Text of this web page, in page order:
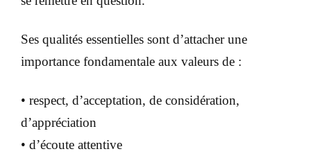
Ses qualités essentielles sont d’attacher une
importance fondamentale aux valeurs de :
• respect, d’acceptation, de considération,
d’appréciation
• d’écoute attentive